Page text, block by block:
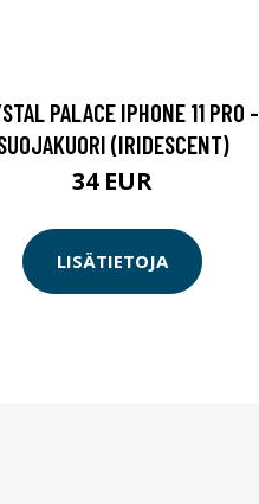
PALACE IPHONE 11 PRO -
(IRIDESCENT)
34 EUR
LISÄTIETOJA